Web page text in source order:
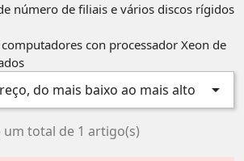
número de filiais e vários discos rígidos
con processador Xeon de
do mais baixo ao mais alto 
total de 1 artigo(s)